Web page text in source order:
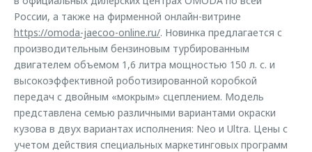
OMODA Лизинг
Трейд-ин
Калькулятор трейд-ин
Приложение владельцев OMODA
Аксессуары
Одежда и сувениры
Оригинальные аксессуары
Запчасти
Приложение владельцев OMODA
Клуб владельцев OMODA
Новости
Правовая информация
Технологии
России, а также на фирменной онлайн-витрине
https://omoda-jaecoo-online.ru/. Новинка предлагается с
производительным бензиновым турбированным
двигателем объемом 1,6 литра мощностью 150 л. с. и
высокоэффективной роботизированной коробкой
передач с двойным «мокрым» сцеплением. Модель
представлена семью различными вариантами окраски
кузова в двух вариантах исполнения: Neo и Ultra. Цены с
учетом действия специальных маркетинговых программ